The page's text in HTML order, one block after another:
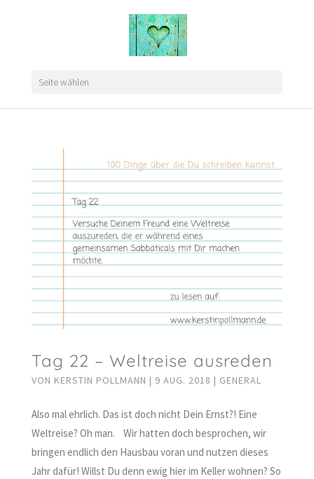
Seite wählen
Tag 22 – Weltreise ausreden
VON KERSTIN POLLMANN | 9 AUG. 2018 | GENERAL
Also mal ehrlich. Das ist doch nicht Dein Ernst?! Eine
Weltreise? Oh man. Wir hatten doch besprochen, wir
bringen endlich den Hausbau voran und nutzen dieses
Jahr dafür! Willst Du denn ewig hier im Keller wohnen? So